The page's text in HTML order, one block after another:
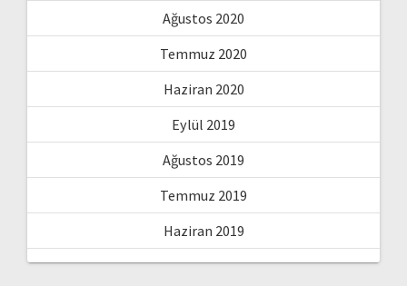
Ağustos 2020
Temmuz 2020
Haziran 2020
Eylül 2019
Ağustos 2019
Temmuz 2019
Haziran 2019